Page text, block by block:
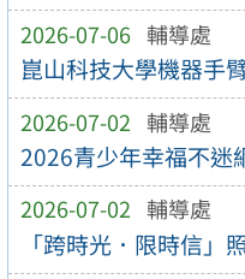
2026-07-06 輔導處
崑山科技大學機器手
2026-07-02 輔導處
2026青少年幸福不迷
2026-07-02 輔導處
「跨時光．限時信」